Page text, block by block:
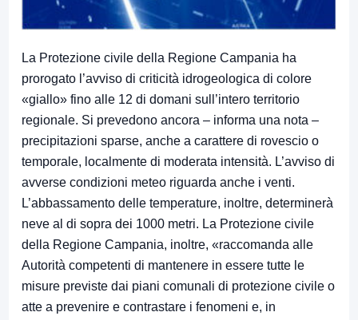
La Protezione civile della Regione Campania ha
prorogato l’avviso di criticità idrogeologica di colore
«giallo» fino alle 12 di domani sull’intero territorio
regionale. Si prevedono ancora – informa una nota –
precipitazioni sparse, anche a carattere di rovescio o
temporale, localmente di moderata intensità. L’avviso di
avverse condizioni meteo riguarda anche i venti.
L’abbassamento delle temperature, inoltre, determinerà
neve al di sopra dei 1000 metri. La Protezione civile
della Regione Campania, inoltre, «raccomanda alle
Autorità competenti di mantenere in essere tutte le
misure previste dai piani comunali di protezione civile o
atte a prevenire e contrastare i fenomeni e, in